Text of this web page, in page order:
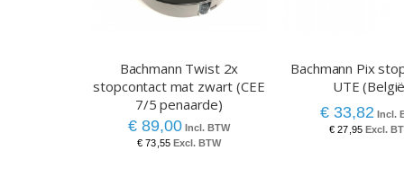
Bachmann Twist 2x
stopcontact mat zwart (CEE
7/5 penaarde)
€ 89,00
€ 73,55
Bachmann Pix
UTE
€ 33,82
€ 27,95